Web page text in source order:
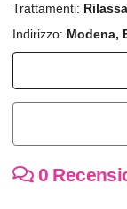
Trattamenti:
Indirizzo: Modena,
0